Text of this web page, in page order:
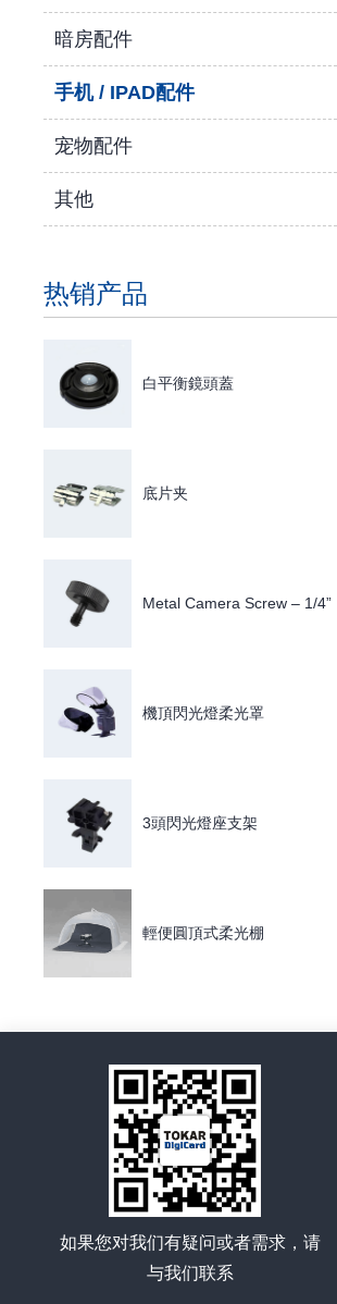
暗房配件
手机 / IPAD配件
宠物配件
其他
热销产品
白平衡鏡頭蓋
底片夹
Metal Camera Screw – 1/4”
機頂閃光燈柔光罩
3頭閃光燈座支架
輕便圓頂式柔光棚
如果您对我们有疑问或者需求，请
与我们联系